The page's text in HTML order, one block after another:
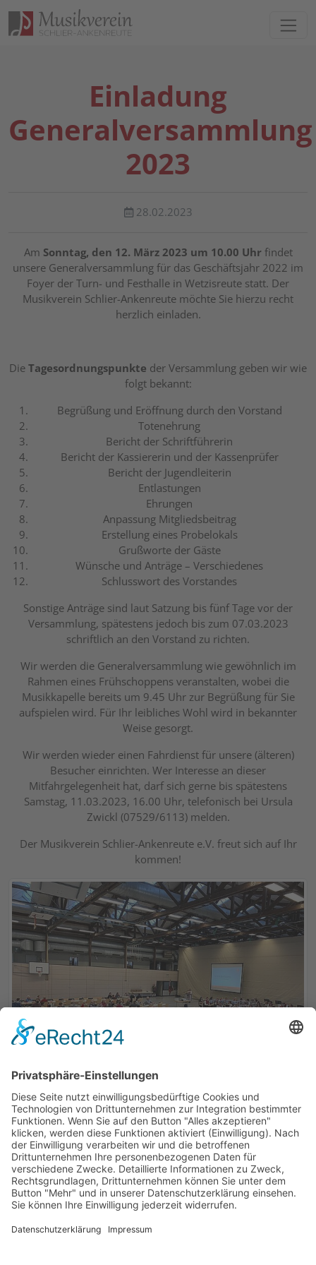
Direkt zur Hauptnavigation springen
Direkt zum Inhalt springen
Einladung
Generalversammlung
2023
28.02.2023
Am Sonntag, den 12. März 2023 um 10.00 Uhrfindet
unsere Generalversammlung für das Geschäftsjahr 2022 im
Foyer der Turn- und Festhalle in Wetzisreute statt. Der
Musikverein Schlier-Ankenreute möchte Sie hierzu recht
herzlich einladen.
Die Tagesordnungspunkte der Versammlung geben wir wie
folgt bekannt:
Begrüßung und Eröffnung durch den Vorstand
Totenehrung
Bericht der Schriftführerin
Bericht der Kassiererin und der Kassenprüfer
Bericht der Jugendleiterin
Entlastungen
Ehrungen
Anpassung Mitgliedsbeitrag
Erstellung eines Probelokals
Grußworte der Gäste
Wünsche und Anträge – Verschiedenes
Schlusswort des Vorstandes
Sonstige Anträge sind laut Satzung bis fünf Tage vor der
Versammlung, spätestens jedoch bis zum 07.03.2023
schriftlich an den Vorstand zu richten.
Wir werden die Generalversammlung wie gewöhnlich im
Rahmen eines Frühschoppens veranstalten, wobei die
Musikkapelle bereits um 9.45 Uhr zur Begrüßung für Sie
aufspielen wird. Für Ihr leibliches Wohl wird in bekannter
Weise gesorgt.
Wir werden wieder einen Fahrdienst für unsere (älteren)
Besucher einrichten. Wer Interesse an dieser
Mitfahrgelegenheit hat, darf sich gerne bis spätestens
Samstag, 11.03.2023, 16.00 Uhr, telefonisch bei Ursula
Zwickl (07529/6113) melden.
Der Musikverein Schlier-Ankenreute e.V. freut sich auf Ihr
kommen!
ZURÜCK
So erreichen Sie uns:
Benjamin Hezinger